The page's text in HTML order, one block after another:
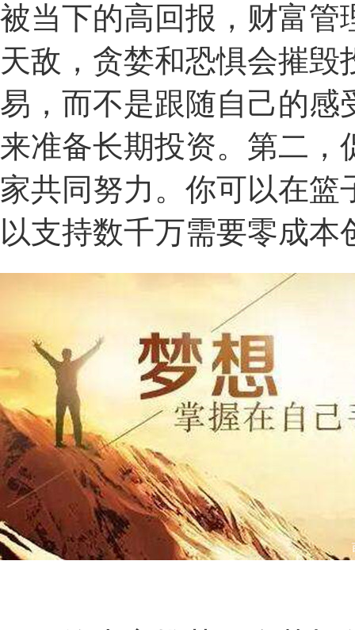
被当下的高回报，财富管
天敌，贪婪和恐惧会摧
易，而不是跟随自己的感
来准备长期投资。第二，
家共同努力。你可以在
以支持数千万需要零成本